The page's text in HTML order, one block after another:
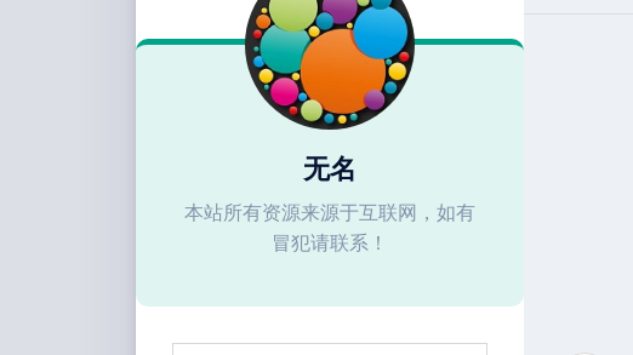
无名
本站所有资源来源于互联网，如有
冒犯请联系！